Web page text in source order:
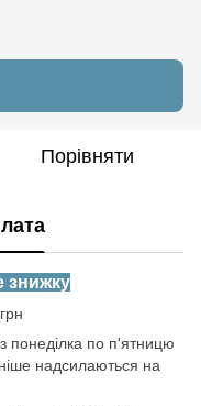
Порівняти
знижку
понеділка по п'ятницю
надсилаються на